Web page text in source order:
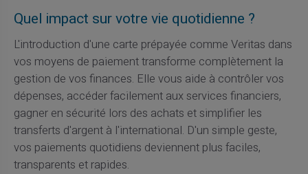
Quel impact sur votre vie quotidienne ?
L'introduction d'une carte prépayée comme Veritas dans
vos moyens de paiement transforme complètement la
gestion de vos finances. Elle vous aide à contrôler vos
dépenses, accéder facilement aux services financiers,
gagner en sécurité lors des achats et simplifier les
transferts d'argent à l'international. D'un simple geste,
vos paiements quotidiens deviennent plus faciles,
transparents et rapides.